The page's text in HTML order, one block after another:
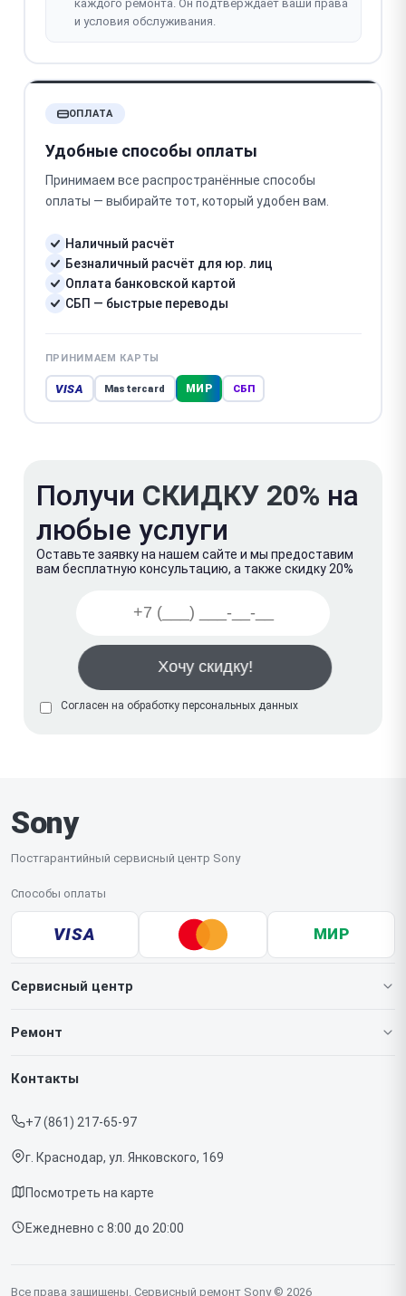
каждого ремонта. Он подтверждает ваши права
и условия обслуживания.
ОПЛАТА
Удобные способы оплаты
Принимаем все распространённые способы
оплаты — выбирайте тот, который удобен вам.
Наличный расчёт
Безналичный расчёт для юр. лиц
Оплата банковской картой
СБП — быстрые переводы
ПРИНИМАЕМ КАРТЫ
VISA Mastercard МИР СБП
Получи СКИДКУ 20% на
любые услуги
Оставьте заявку на нашем сайте и мы предоставим
вам бесплатную консультацию, а также скидку 20%
Согласен на обработку персональных данных
Sony
Постгарантийный сервисный центр Sony
Способы оплаты
VISA МИР
Сервисный центр
О нашем сервисе
Срочный ремонт
Доставка и способы оплаты
Диагностика
Контакты
Ремонт
Игровых приставок
Контакты
+7 (861) 217-65-97
г. Краснодар, ул. Янковского, 169
Посмотреть на карте
Ежедневно с 8:00 до 20:00
Все права защищены. Сервисный ремонт Sony © 2026